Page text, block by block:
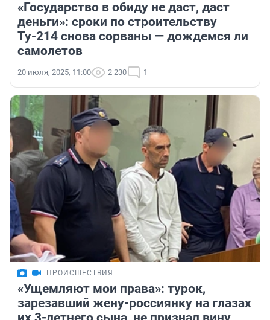
«Государство в обиду не даст, даст
деньги»: сроки по строительству
Ту-214 снова сорваны — дождемся ли
самолетов
20 июля, 2025, 11:00 2 230 1
ПРОИСШЕСТВИЯ
«Ущемляют мои права»: турок,
зарезавший жену-россиянку на глазах